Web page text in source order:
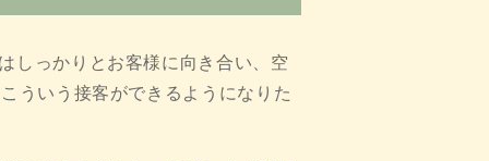
しっかりとお客様に向き合い、空
ういう接客ができるようになりた